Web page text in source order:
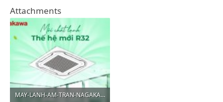
Attachments
MAY-LANH-AM-TRAN-NAGAKAWA-INVERTER.jpg